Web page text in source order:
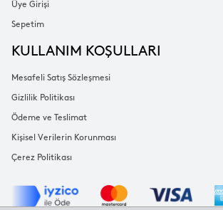
Üye Girişi
Sepetim
KULLANIM KOŞULLARI
Mesafeli Satış Sözleşmesi
Gizlilik Politikası
Ödeme ve Teslimat
Kişisel Verilerin Korunması
Çerez Politikası